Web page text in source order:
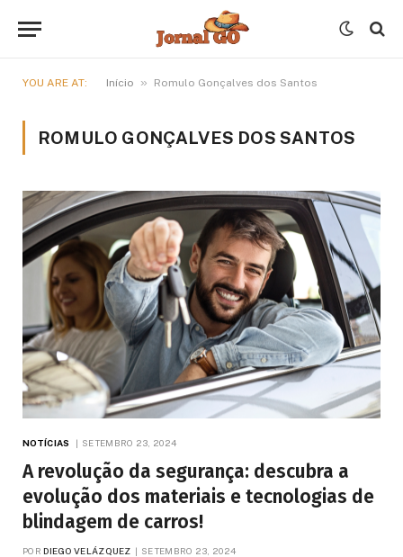
YOU ARE AT: Início » Romulo Gonçalves dos Santos
ROMULO GONÇALVES DOS SANTOS
NOTÍCIAS SETEMBRO 23, 2024
A revolução da segurança: descubra a
evolução dos materiais e tecnologias de
blindagem de carros!
POR DIEGO VELÁZQUEZ SETEMBRO 23, 2024